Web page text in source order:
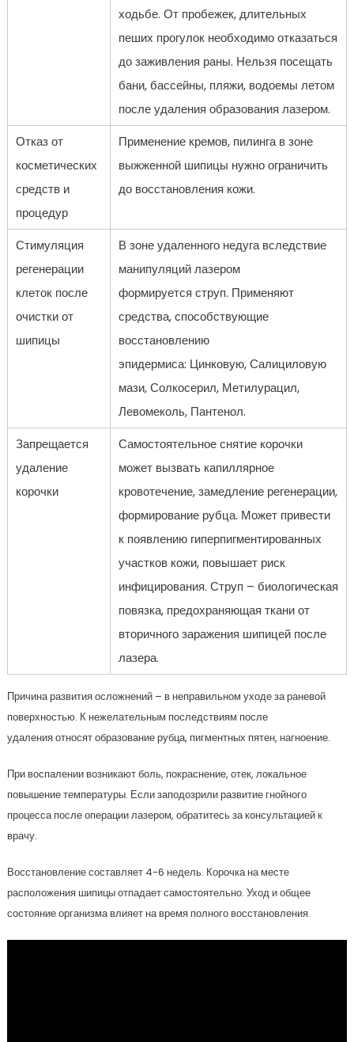
ходьбе. От пробежек, длительных
пеших прогулок необходимо отказаться
до заживления раны. Нельзя посещать
бани, бассейны, пляжи, водоемы летом
после удаления образования лазером.
Отказ от
косметических
средств и
процедур
Применение кремов, пилинга в зоне
выжженной шипицы нужно ограничить
до восстановления кожи.
Стимуляция
регенерации
клеток после
очистки от
шипицы
В зоне удаленного недуга вследствие
манипуляций лазером
формируется струп. Применяют
средства, способствующие
восстановлению
эпидермиса: Цинковую, Салициловую
мази, Солкосерил, Метилурацил,
Левомеколь, Пантенол.
Запрещается
удаление
корочки
Самостоятельное снятие корочки
может вызвать капиллярное
кровотечение, замедление регенерации,
формирование рубца. Может привести
к появлению гиперпигментированных
участков кожи, повышает риск
инфицирования. Струп – биологическая
повязка, предохраняющая ткани от
вторичного заражения шипицей после
лазера.
Причина развития осложнений – в неправильном уходе за раневой
поверхностью. К нежелательным последствиям после
удаления относят образование рубца, пигментных пятен, нагноение.
При воспалении возникают боль, покраснение, отек, локальное
повышение температуры. Если заподозрили развитие гнойного
процесса после операции лазером, обратитесь за консультацией к
врачу.
Восстановление составляет 4-6 недель. Корочка на месте
расположения шипицы отпадает самостоятельно. Уход и общее
состояние организма влияет на время полного восстановления.